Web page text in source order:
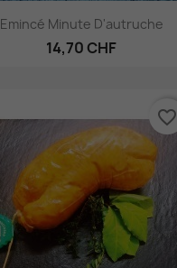
Emincé Minute D'autruche
14,70 CHF
favorite_border